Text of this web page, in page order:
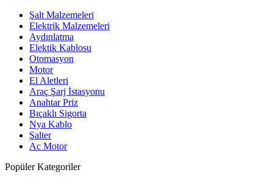
Şalt Malzemeleri
Elektrik Malzemeleri
Aydınlatma
Elektik Kablosu
Otomasyon
Motor
El Aletleri
Araç Şarj İstasyonu
Anahtar Priz
Bıçaklı Sigorta
Nya Kablo
Şalter
Ac Motor
Popüler Kategoriler